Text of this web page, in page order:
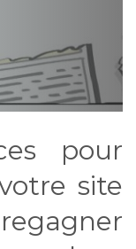
pour
site